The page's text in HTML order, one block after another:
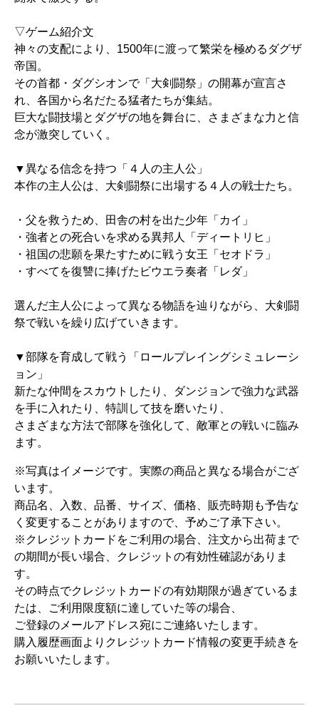
▽ゲーム紹介文
神々の支配により、1500年に渡って繁栄を極めるダグザ
帝国。
その首都・ダグシオンで「大剣闘祭」の開幕が宣言さ
れ、各国から名だたる猛者たちが集結。
巨大な闘技場とダグザの地を舞台に、さまざまな力と信
念が激突していく。
▼異なる信念を持つ「４人の主人公」
本作の主人公は、大剣闘祭に出場する４人の戦士たち。
・父を救うため、田舎の村を出た少年「カイ」
・強者との死合いを求める異邦人「ディートリヒ」
・祖国の悲願を果たすために戦う女王「セオドラ」
・すべてを復讐に捧げたビウエラ奏者「レダ」
選んだ主人公によって異なる物語を辿りながら、大剣闘
祭で戦いを繰り広げていきます。
▼部隊を育成して戦う「ロールプレイングシミュレーシ
ョン」
新たな仲間をスカウトしたり、ダンジョンで強力な武器
を手に入れたり、特訓して技を磨いたり、
さまざまな方法で部隊を強化して、敵軍との戦いに臨み
ます。
※写真はイメージです。実際の商品と異なる場合がござ
います。
商品名、入数、品番、サイズ、価格、販売時期も予告な
く変更することがありますので、予めご了承下さい。
※クレジットカードをご利用の場合、注文から出荷まで
の期間が長い場合、クレジットの有効性確認がありま
す。
その時点でクレジットカードの有効期限が過ぎているま
たは、ご利用限度額に達していた等の場合、
ご登録のメールアドレス宛にご連絡いたします。
購入履歴画面よりクレジットカード情報の変更手続きを
お願いいたします。